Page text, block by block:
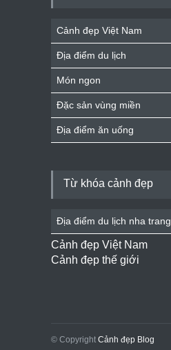
Cảnh đẹp Việt Nam
Địa điểm du lịch
Món ngon
Đặc sản vùng miền
Địa điểm ăn uống
Từ khóa cảnh đẹp
Địa điểm du lịch nha trang
Cảnh đẹp Việt Nam
Cảnh đẹp thế giới
© Copyright Cảnh đẹp Blog